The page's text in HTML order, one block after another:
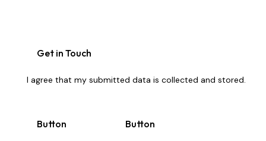
I agree that my submitted data iscollected and stored.
Button Button